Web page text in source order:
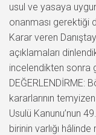
usul ve yasaya
onanması gerektiği
Karar veren
açıklamaları
incelendikten sonra
DEĞERLENDİRME:
kararlarının
Usulü Kanunu’nun
birinin varlığı